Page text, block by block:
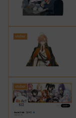
vtuber
vtuber